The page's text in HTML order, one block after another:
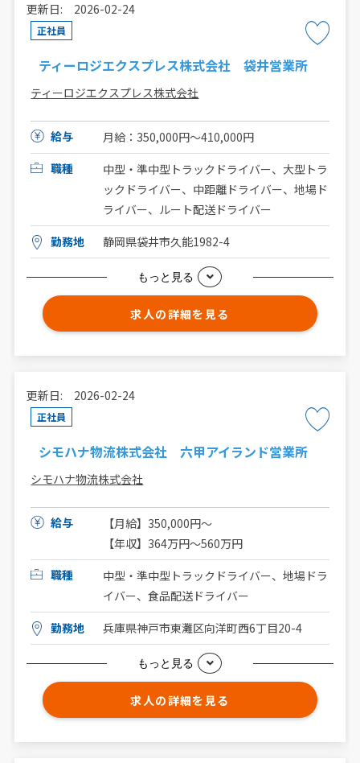
更新日: 2026-02-24
正社員
ティーロジエクスプレス株式会社 袋井営業所
ティーロジエクスプレス株式会社
給与
月給：350,000円～410,000円
職種
中型・準中型トラックドライバー、大型トラ
ックドライバー、中距離ドライバー、地場ド
ライバー、ルート配送ドライバー
勤務地
静岡県袋井市久能1982-4
もっと見る
求人の詳細を見る
更新日: 2026-02-24
正社員
シモハナ物流株式会社 六甲アイランド営業所
シモハナ物流株式会社
給与
【月給】350,000円～
【年収】364万円～560万円
職種
中型・準中型トラックドライバー、地場ドラ
イバー、食品配送ドライバー
勤務地
兵庫県神戸市東灘区向洋町西6丁目20-4
もっと見る
求人の詳細を見る